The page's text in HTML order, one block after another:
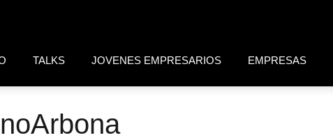
TALKS JOVENES EMPRESARIOS EMPRESAS